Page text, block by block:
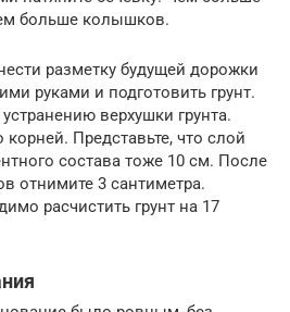
больше колышков.
разметку будущей дорожки
руками и подготовить грунт.
верхушки грунта.
корней. Представьте, что слой
состава тоже 10 см. После
отнимите 3 сантиметра.
расчистить грунт на 17